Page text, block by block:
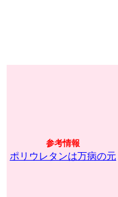
参考情報
ポリウレタンは万病の元